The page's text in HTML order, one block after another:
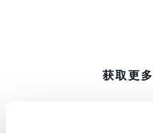
获取更